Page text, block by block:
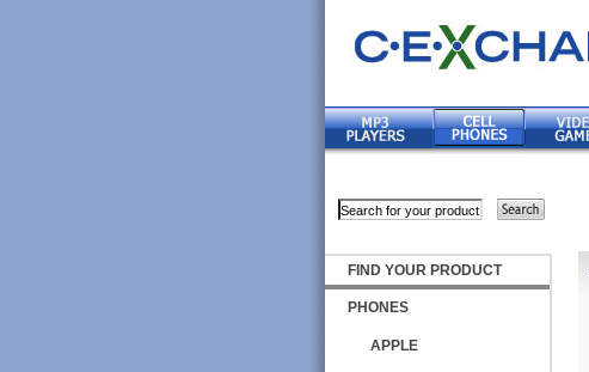
FIND YOUR PRODUCT
PHONES
APPLE